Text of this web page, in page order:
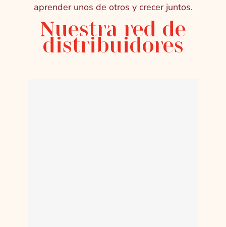
aprender unos de otros y crecer juntos.
Nuestra red de
distribuidores